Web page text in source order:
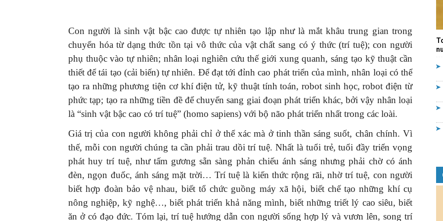
nhà
nước
Con người là sinh vật bậc cao được tự nhiên tạo lập như là mắt khâu trung gian trong
chuyển hóa từ dạng thức tồn tại vô thức của vật chất sang có ý thức (trí tuệ); con người
phụ thuộc vào tự nhiên; nhân loại nghiên cứu thế giới xung quanh, sáng tạo kỹ thuật cần
thiết để tái tạo (cải biến) tự nhiên. Để đạt tới đỉnh cao phát triển của mình, nhân loại có thể
tạo ra những phương tiện cơ khí điện tử, kỹ thuật tính toán, robot sinh học, robot điện từ
phức tạp; tạo ra những tiền đề để chuyển sang giai đoạn phát triển khác, bởi vậy nhân loại
là “sinh vật bậc cao có trí tuệ” (homo sapiens) với bộ não phát triển nhất trong các loài.
Giá trị của con người không phải chỉ ở thể xác mà ở tinh thần sáng suốt, chân chính. Vì
thế, mỗi con người chúng ta cần phải trau dồi trí tuệ. Nhất là tuổi trẻ, tuổi đầy triển vọng
phát huy trí tuệ, như tấm gương sẵn sàng phản chiếu ánh sáng nhưng phải chờ có ánh
đèn, ngọn đuốc, ánh sáng mặt trời… Trí tuệ là kiến thức rộng rãi, nhờ trí tuệ, con người
biết hợp đoàn bảo vệ nhau, biết tổ chức guồng máy xã hội, biết chế tạo những khí cụ
nông nghiệp, kỹ nghệ…, biết phát triển khả năng mình, biết những triết lý cao siêu, biết
ăn ở có đạo đức. Tóm lại, trí tuệ hướng dẫn con người sống hợp lý và vươn lên, song trí